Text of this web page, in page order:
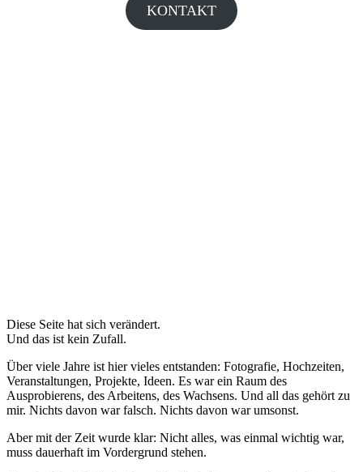
KONTAKT
Diese Seite hat sich verändert.
Und das ist kein Zufall.
Über viele Jahre ist hier vieles entstanden: Fotografie, Hochzeiten,
Veranstaltungen, Projekte, Ideen. Es war ein Raum des
Ausprobierens, des Arbeitens, des Wachsens. Und all das gehört zu
mir. Nichts davon war falsch. Nichts davon war umsonst.
Aber mit der Zeit wurde klar: Nicht alles, was einmal wichtig war,
muss dauerhaft im Vordergrund stehen.